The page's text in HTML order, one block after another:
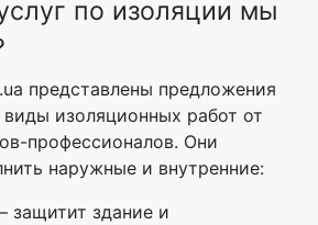
по изоляции мы
представлены предложения
виды изоляционных работ от
профессионалов. Они
наружные и внутренние:
защитит здание и